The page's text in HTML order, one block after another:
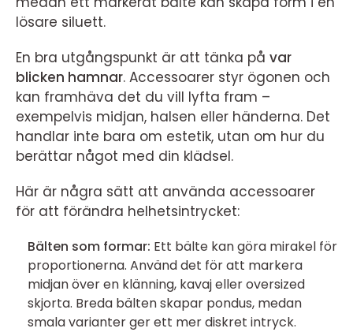
lösare siluett.
En bra utgångspunkt är att tänka på var
blicken hamnar. Accessoarer styr ögonen och
kan framhäva det du vill lyfta fram –
exempelvis midjan, halsen eller händerna. Det
handlar inte bara om estetik, utan om hur du
berättar något med din klädsel.
Här är några sätt att använda accessoarer
för att förändra helhetsintrycket:
Bälten som formar: Ett bälte kan göra mirakel för
proportionerna. Använd det för att markera
midjan över en klänning, kavaj eller oversized
skjorta. Breda bälten skapar pondus, medan
smala varianter ger ett mer diskret intryck.